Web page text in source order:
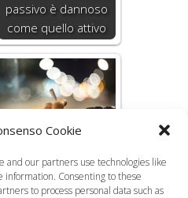
Cookie
and our partners use technologies like
information. Consenting to these
to process personal data such as
passivo è dannoso
come quello attivo
Divieto di fumo in
donne in…